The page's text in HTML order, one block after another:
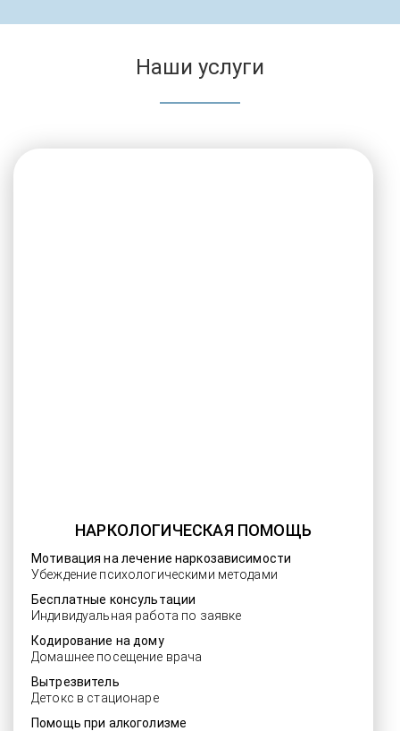
Наши услуги
НАРКОЛОГИЧЕСКАЯ ПОМОЩЬ
Мотивация на лечение наркозависимости
Убеждение психологическими методами
Бесплатные консультации
Индивидуальная работа по заявке
Кодирование на дому
Домашнее посещение врача
Вытрезвитель
Детокс в стационаре
Помощь при алкоголизме